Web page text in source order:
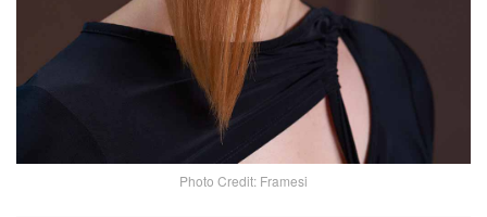
Photo Credit: Framesi